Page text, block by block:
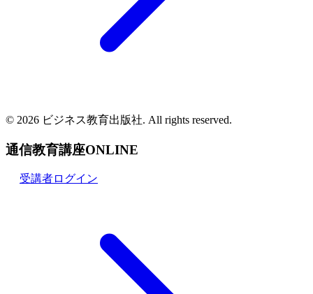
© 2026 ビジネス教育出版社. All rights reserved.
通信教育講座ONLINE
受講者ログイン